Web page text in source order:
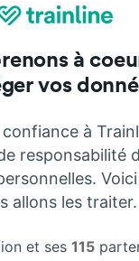
essentielles et
de et jusqu'à
pays avec 270
dont
vous pouvez
à
vos
à
responsabilité
Voici
allons les traiter.
et ses115